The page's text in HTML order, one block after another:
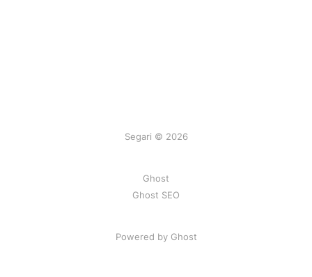
Segari © 2026
Ghost
Ghost SEO
Powered by Ghost